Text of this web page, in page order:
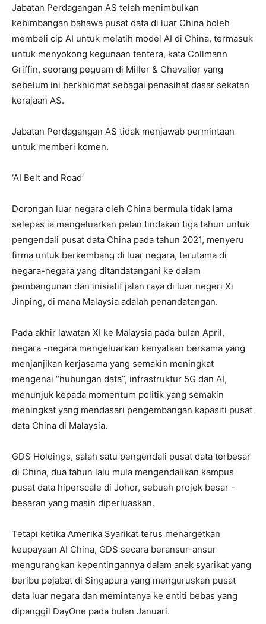
Jabatan Perdagangan AS telah menimbulkan
kebimbangan bahawa pusat data di luar China boleh
membeli cip AI untuk melatih model AI di China, termasuk
untuk menyokong kegunaan tentera, kata Collmann
Griffin, seorang peguam di Miller & Chevalier yang
sebelum ini berkhidmat sebagai penasihat dasar sekatan
kerajaan AS.
Jabatan Perdagangan AS tidak menjawab permintaan
untuk memberi komen.
‘AI Belt and Road’
Dorongan luar negara oleh China bermula tidak lama
selepas ia mengeluarkan pelan tindakan tiga tahun untuk
pengendali pusat data China pada tahun 2021, menyeru
firma untuk berkembang di luar negara, terutama di
negara-negara yang ditandatangani ke dalam
pembangunan dan inisiatif jalan raya di luar negeri Xi
Jinping, di mana Malaysia adalah penandatangan.
Pada akhir lawatan XI ke Malaysia pada bulan April,
negara -negara mengeluarkan kenyataan bersama yang
menjanjikan kerjasama yang semakin meningkat
mengenai “hubungan data”, infrastruktur 5G dan AI,
menunjuk kepada momentum politik yang semakin
meningkat yang mendasari pengembangan kapasiti pusat
data China di Malaysia.
GDS Holdings, salah satu pengendali pusat data terbesar
di China, dua tahun lalu mula mengendalikan kampus
pusat data hiperscale di Johor, sebuah projek besar -
besaran yang masih diperluaskan.
Tetapi ketika Amerika Syarikat terus menargetkan
keupayaan AI China, GDS secara beransur-ansur
mengurangkan kepentingannya dalam anak syarikat yang
beribu pejabat di Singapura yang menguruskan pusat
data luar negara dan memintanya ke entiti bebas yang
dipanggil DayOne pada bulan Januari.